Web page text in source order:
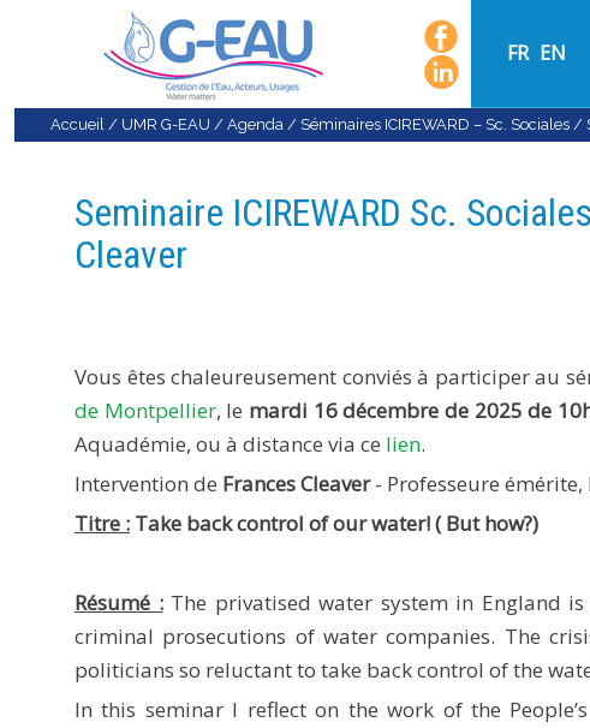
FR EN
Accueil / UMR G-EAU / Agenda / Séminaires ICIREWARD – Sc. Sociales /
Seminaire ICIREWARD Sc.
Cleaver
Vous êtes chaleureusement conviés à participer au
de Montpellier, le mardi 16 décembre de 2025 de
Aquadémie, ou à distance via ce lien.
Intervention de Frances Cleaver- Professeure
Titre : Take back control of our water! ( But how?)
Résumé :The privatised water system in England
criminal prosecutions of water companies. The
politicians so reluctant to take back control of the
In this seminar I reflect on the work of the